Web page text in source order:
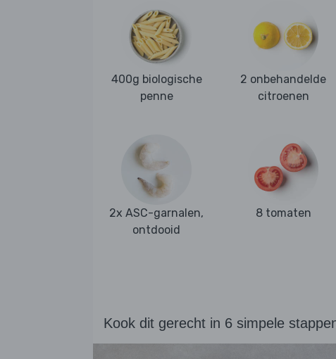
400g biologische
penne
2 onbehandelde
citroenen
2x ASC-garnalen,
ontdooid
8 tomaten
Kook dit gerecht in 6 simpele